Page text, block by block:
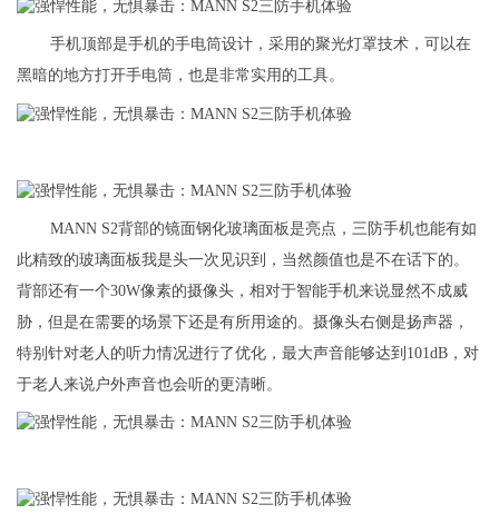
手机顶部是手机的手电筒设计，采用的聚光灯罩技术，可以在
黑暗的地方打开手电筒，也是非常实用的工具。
MANN S2背部的镜面钢化玻璃面板是亮点，三防手机也能有如
此精致的玻璃面板我是头一次见识到，当然颜值也是不在话下的。
背部还有一个30W像素的摄像头，相对于智能手机来说显然不成威
胁，但是在需要的场景下还是有所用途的。摄像头右侧是扬声器，
特别针对老人的听力情况进行了优化，最大声音能够达到101dB，对
于老人来说户外声音也会听的更清晰。